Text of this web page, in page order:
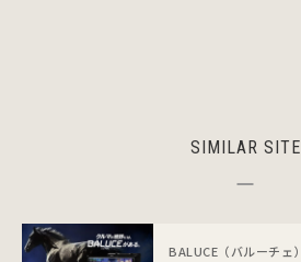
SIMILAR SITE
BALUCE（バルーチェ）